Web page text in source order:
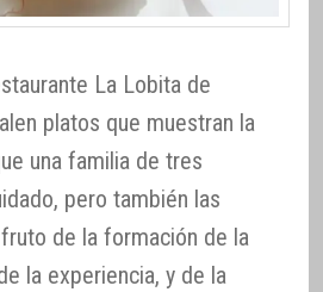
La Lobita de
platos que muestran la
una familia de tres
pero también las
de la formación de la
la experiencia, y de la